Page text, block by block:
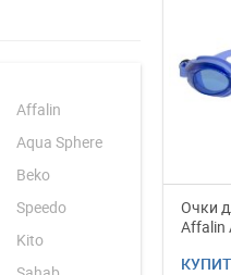
Affalin
Aqua Sphere
Beko
Speedo
Kito
Очки
Affalin